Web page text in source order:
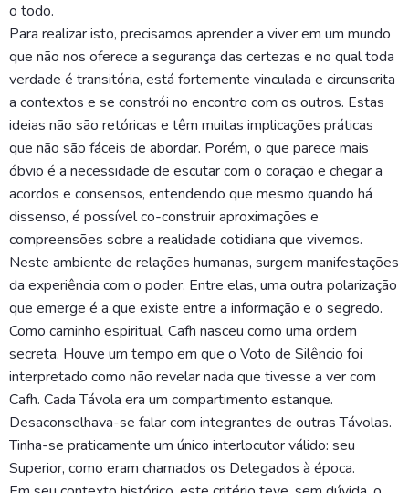
o todo.
Para realizar isto, precisamos aprender a viver em um mundo
que não nos oferece a segurança das certezas e no qual toda
verdade é transitória, está fortemente vinculada e circunscrita
a contextos e se constrói no encontro com os outros. Estas
ideias não são retóricas e têm muitas implicações práticas
que não são fáceis de abordar. Porém, o que parece mais
óbvio é a necessidade de escutar com o coração e chegar a
acordos e consensos, entendendo que mesmo quando há
dissenso, é possível co-construir aproximações e
compreensões sobre a realidade cotidiana que vivemos.
Neste ambiente de relações humanas, surgem manifestações
da experiência com o poder. Entre elas, uma outra polarização
que emerge é a que existe entre a informação e o segredo.
Como caminho espiritual, Cafh nasceu como uma ordem
secreta. Houve um tempo em que o Voto de Silêncio foi
interpretado como não revelar nada que tivesse a ver com
Cafh. Cada Távola era um compartimento estanque.
Desaconselhava-se falar com integrantes de outras Távolas.
Tinha-se praticamente um único interlocutor válido: seu
Superior, como eram chamados os Delegados à época.